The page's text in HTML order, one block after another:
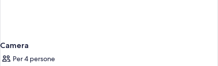
Camera
Per 4 persone